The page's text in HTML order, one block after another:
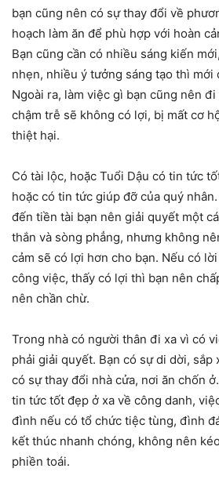
bạn cũng nên có sự thay đổi về
hoạch làm ăn để phù hợp với hoàn
Bạn cũng cần có nhiều sáng kiến
nhẹn, nhiều ý tưởng sáng tạo thì mới
Ngoài ra, làm việc gì bạn cũng nên
chậm trễ sẽ không có lợi, bị mất cơ
thiệt hại.
Có tài lộc, hoặc Tuổi Dậu có tin tức
hoặc có tin tức giúp đỡ của quý
đến tiền tài bạn nên giải quyết một
thắn và sòng phẳng, nhưng không
cảm sẽ có lợi hơn cho bạn. Nếu có
công việc, thấy có lợi thì bạn nên
nên chần chừ.
Trong nhà có người thân đi xa vì có
phải giải quyết. Bạn có sự di dời, sắp
có sự thay đổi nhà cửa, nơi ăn chốn
tin tức tốt đẹp ở xa về công danh,
đình nếu có tổ chức tiệc tùng, đình
kết thúc nhanh chóng, không nên
phiền toái.